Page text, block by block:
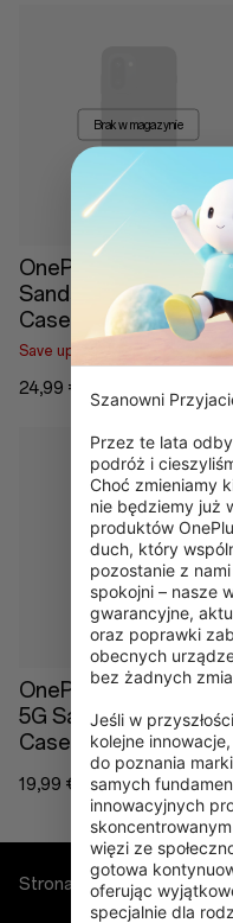
Brak w magazynie
OnePlus 15R
Sandstone Magnetic
Case
Save up to 1,25 € With
24,99 €
Brak w magazynie
OnePlus Nord CE4
5G Sandstone
Case
19,99 €
Strona główna Cases
Szanowni
Przez te lata
podróż i
Choć zmieniamy
nie będziemy już
produktów
duch, który
pozostanie z
spokojni – nasze
gwarancyjne,
oraz poprawki
obecnych
bez żadnych
Jeśli w
kolejne
do poznania
samych
innowacyjnych
więzi ze
gotowa
oferując
specjalnie dla